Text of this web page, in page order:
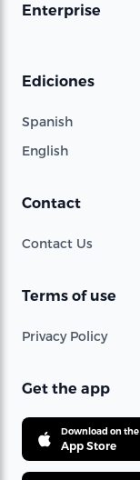
Enterprise
Ediciones
Spanish
English
Contact
Contact Us
Terms of use
Privacy Policy
Get the app
Download on the
App Store